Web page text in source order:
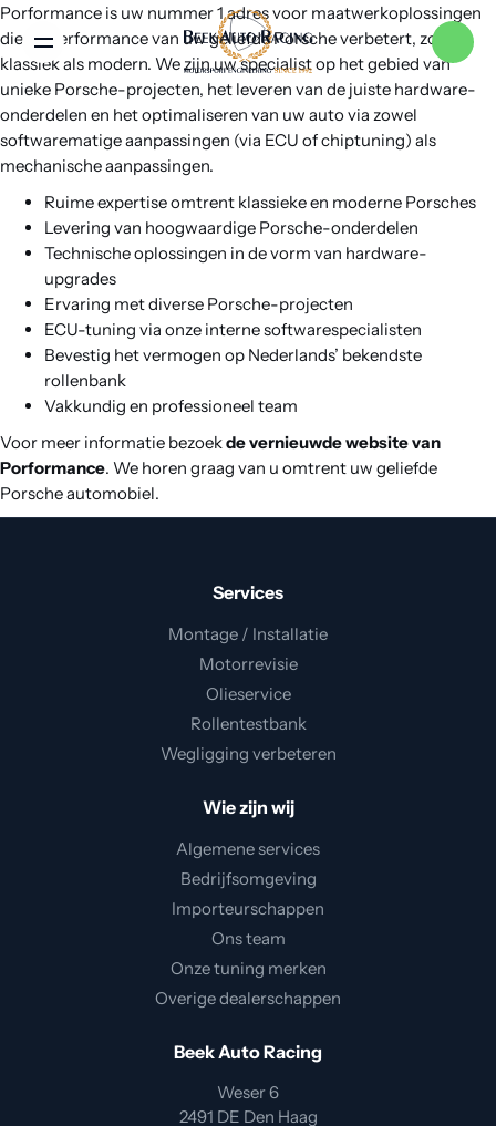
Menu
Home
Services
Merken
Nieuws
Over ons
Contact
Porformance is uw nummer 1 adres voor maatwerkoplossingen
die de performance van uw geliefde Porsche verbetert, zoals
klassiek als modern. We zijn uw specialist op het gebied van
unieke Porsche-projecten, het leveren van de juiste hardware-
onderdelen en het optimaliseren van uw auto via zowel
softwarematige aanpassingen (via ECU of chiptuning) als
mechanische aanpassingen.
Ruime expertise omtrent klassieke en moderne Porsches
Levering van hoogwaardige Porsche-onderdelen
Technische oplossingen in de vorm van hardware-
upgrades
Ervaring met diverse Porsche-projecten
ECU-tuning via onze interne softwarespecialisten
Bevestig het vermogen op Nederlands’ bekendste
rollenbank
Vakkundig en professioneel team
Voor meer informatie bezoekde vernieuwde website van
Porformance. We horen graag van u omtrent uw geliefde
Porsche automobiel.
Services
Montage / Installatie
Motorrevisie
Olieservice
Rollentestbank
Wegligging verbeteren
Wie zijn wij
Algemene services
Bedrijfsomgeving
Importeurschappen
Ons team
Onze tuning merken
Overige dealerschappen
Beek Auto Racing
Weser 6
2491 DE Den Haag